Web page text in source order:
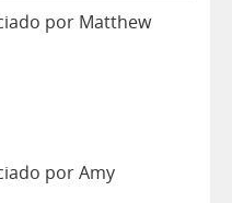
por Matthew
por Amy